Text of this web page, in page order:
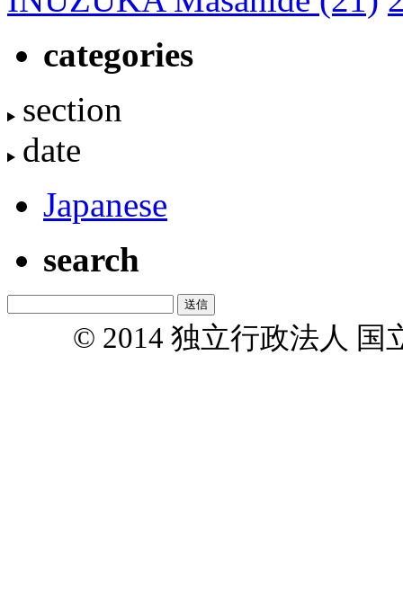
categories
section
date
Japanese
search
© 2014 独立行政法人 国